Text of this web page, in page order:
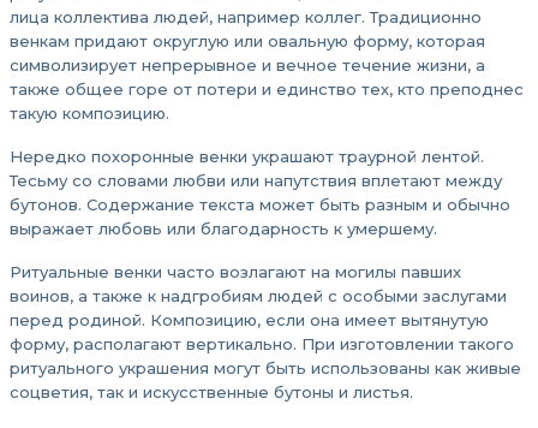
лица коллектива людей, например коллег. Традиционно
венкам придают округлую или овальную форму, которая
символизирует непрерывное и вечное течение жизни, а
также общее горе от потери и единство тех, кто преподнес
такую композицию.
Нередко похоронные венки украшают траурной лентой.
Тесьму со словами любви или напутствия вплетают между
бутонов. Содержание текста может быть разным и обычно
выражает любовь или благодарность к умершему.
Ритуальные венки часто возлагают на могилы павших
воинов, а также к надгробиям людей с особыми заслугами
перед родиной. Композицию, если она имеет вытянутую
форму, располагают вертикально. При изготовлении такого
ритуального украшения могут быть использованы как живые
соцветия, так и искусственные бутоны и листья.